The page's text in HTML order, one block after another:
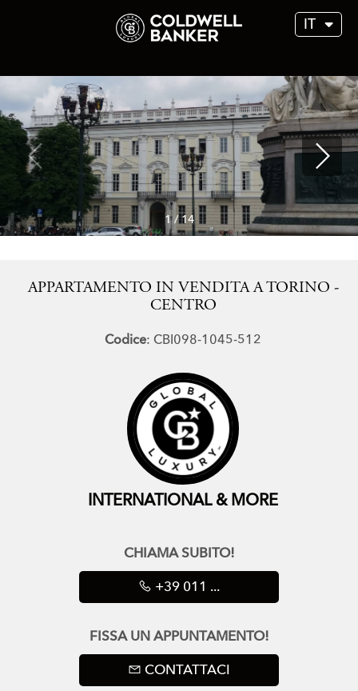
IT
1/14
APPARTAMENTO IN VENDITA A TORINO -
CENTRO
Codice: CBI098-1045-512
INTERNATIONAL & MORE
CHIAMA SUBITO!
+39 011 ...
FISSA UN APPUNTAMENTO!
CONTATTACI